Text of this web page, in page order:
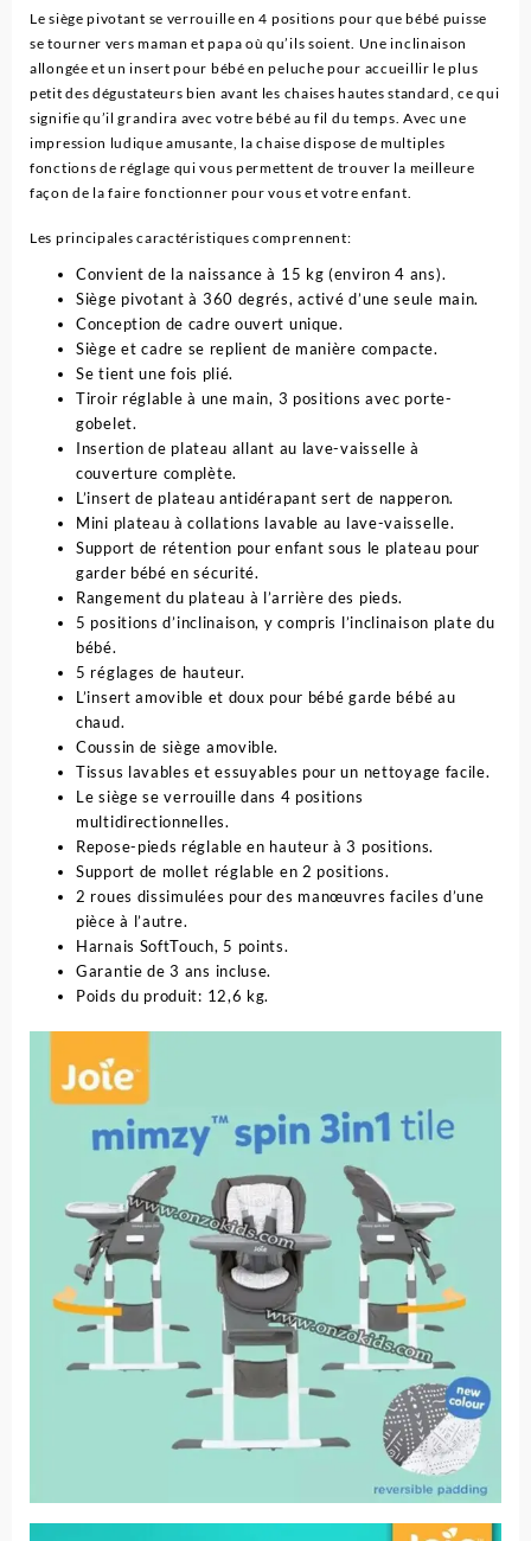
Le siège pivotant se verrouille en 4 positions pour que bébé puisse
se tourner vers maman et papa où qu’ils soient. Une inclinaison
allongée et un insert pour bébé en peluche pour accueillir le plus
petit des dégustateurs bien avant les chaises hautes standard, ce qui
signifie qu’il grandira avec votre bébé au fil du temps. Avec une
impression ludique amusante, la chaise dispose de multiples
fonctions de réglage qui vous permettent de trouver la meilleure
façon de la faire fonctionner pour vous et votre enfant.
Les principales caractéristiques comprennent:
Convient de la naissance à 15 kg (environ 4 ans).
Siège pivotant à 360 degrés, activé d’une seule main.
Conception de cadre ouvert unique.
Siège et cadre se replient de manière compacte.
Se tient une fois plié.
Tiroir réglable à une main, 3 positions avec porte-
gobelet.
Insertion de plateau allant au lave-vaisselle à
couverture complète.
L’insert de plateau antidérapant sert de napperon.
Mini plateau à collations lavable au lave-vaisselle.
Support de rétention pour enfant sous le plateau pour
garder bébé en sécurité.
Rangement du plateau à l’arrière des pieds.
5 positions d’inclinaison, y compris l’inclinaison plate du
bébé.
5 réglages de hauteur.
L’insert amovible et doux pour bébé garde bébé au
chaud.
Coussin de siège amovible.
Tissus lavables et essuyables pour un nettoyage facile.
Le siège se verrouille dans 4 positions
multidirectionnelles.
Repose-pieds réglable en hauteur à 3 positions.
Support de mollet réglable en 2 positions.
2 roues dissimulées pour des manœuvres faciles d’une
pièce à l’autre.
Harnais SoftTouch, 5 points.
Garantie de 3 ans incluse.
Poids du produit: 12,6 kg.